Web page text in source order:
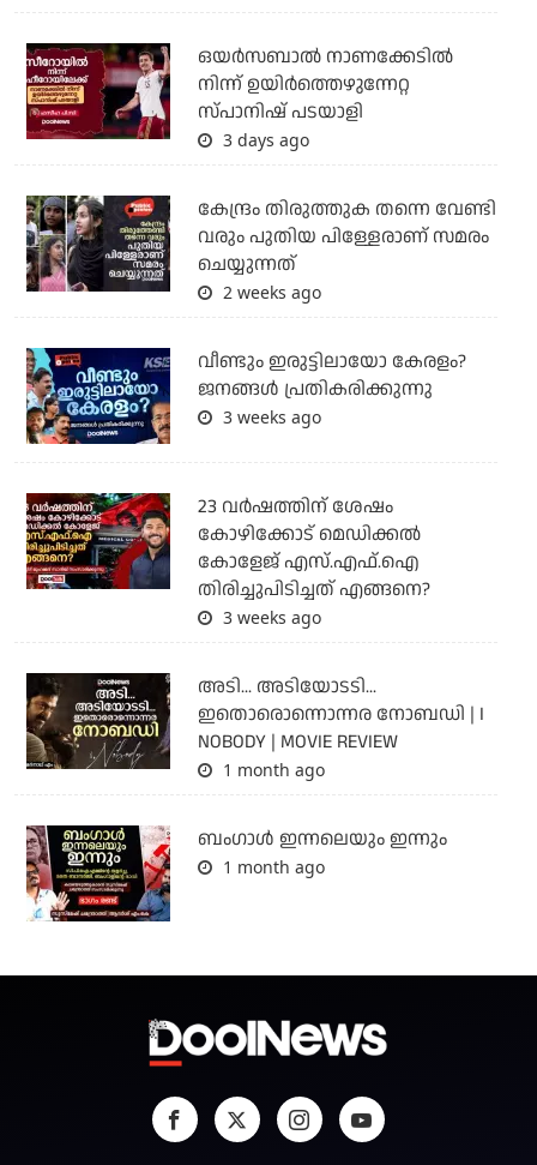
ഒയര്‍സബാൽ നാണക്കേടിൽ
നിന്ന് ഉയിർത്തെഴുന്നേറ്റ
സ്പാനിഷ് പടയാളി
3 days ago
കേന്ദ്രം തിരുത്തുക തന്നെ വേണ്ടി
വരും പുതിയ പിള്ളേരാണ് സമരം
ചെയ്യുന്നത്
2 weeks ago
വീണ്ടും ഇരുട്ടിലായോ കേരളം?
ജനങ്ങൾ പ്രതികരിക്കുന്നു
3 weeks ago
23 വർഷത്തിന് ശേഷം
കോഴിക്കോട് മെഡിക്കൽ
കോളേജ് എസ്.എഫ്.ഐ
തിരിച്ചുപിടിച്ചത് എങ്ങനെ?
3 weeks ago
അടി... അടിയോടടി...
ഇതൊരൊന്നൊന്നര നോബഡി | I
NOBODY | MOVIE REVIEW
1 month ago
ബംഗാള്‍ ഇന്നലെയും ഇന്നും
1 month ago